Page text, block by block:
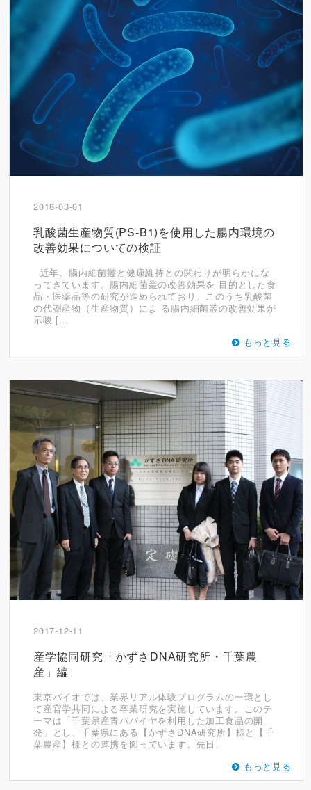
2018-03-01
乳酸菌生産物質(PS-B1)を使用した腸内環境の
改善効果についての検証
近年、腸内細菌叢と健康維持との関わりが明らかにな
ってきています。腸内細菌叢の改善効果を 目的とした食
品・医薬品等の研究が進められており、このうち乳酸菌
の代謝産物（生産物質）によ る腸内細菌叢の改善効果が
示唆 […
もっと見る
2017-12-11
産学協同研究「かずさDNA研究所・千葉農
産」編
東京バイオでは、業界リアル体験プログラムの一環とし
て産官学共同による卒業研究を実施しています。このテ
ーマは「千葉県産青パパイヤを利用した加工食品の開
発」とし、千葉県にある【かずさDNA研究所】様と【千
葉農産】様との連携を図っています。先日、
もっと見る